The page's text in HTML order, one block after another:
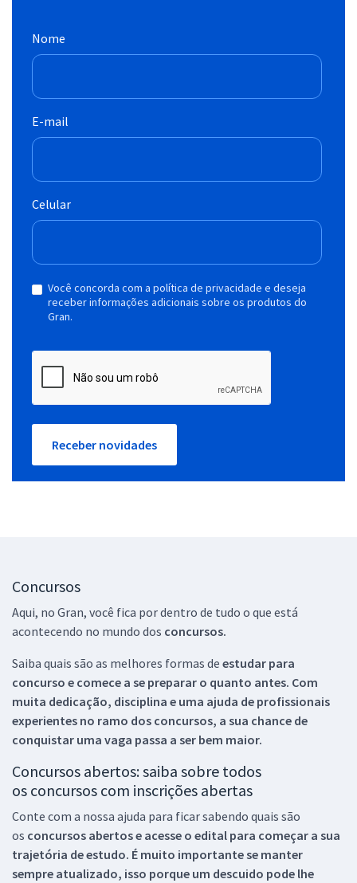
Nome
E-mail
Celular
Você concorda com a política de privacidade e deseja
receber informações adicionais sobre os produtos do
Gran.
Receber novidades
Concursos
Aqui, no Gran, você fica por dentro de tudo o que está
acontecendo no mundo dos concursos.
Saiba quais são as melhores formas de estudar para
concurso e comece a se preparar o quanto antes. Com
muita dedicação, disciplina e uma ajuda de profissionais
experientes no ramo dos concursos, a sua chance de
conquistar uma vaga passa a ser bem maior.
Concursos abertos: saiba sobre todos
os concursos com inscrições abertas
Conte com a nossa ajuda para ficar sabendo quais são
os concursos abertos e acesse o edital para começar a sua
trajetória de estudo. É muito importante se manter
sempre atualizado, isso porque um descuido pode lhe